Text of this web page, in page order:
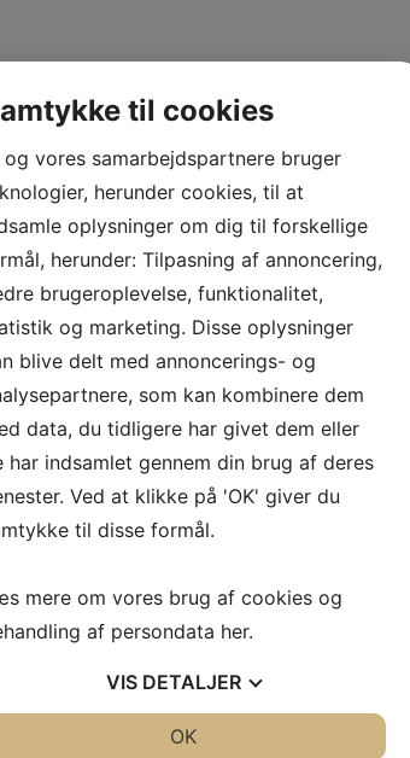
til cookies
og vores samarbejdspartnere bruger
herunder cookies, til at
oplysninger om dig til forskellige
herunder: Tilpasning af annoncering,
brugeroplevelse, funktionalitet,
og marketing. Disse oplysninger
blive delt med annoncerings- og
som kan kombinere dem
data, du tidligere har givet dem eller
har indsamlet gennem din brug af deres
Ved at klikke på 'OK' giver du
til disse formål.
mere om vores brug af cookies og
af persondata her.
VIS DETALJER
OK